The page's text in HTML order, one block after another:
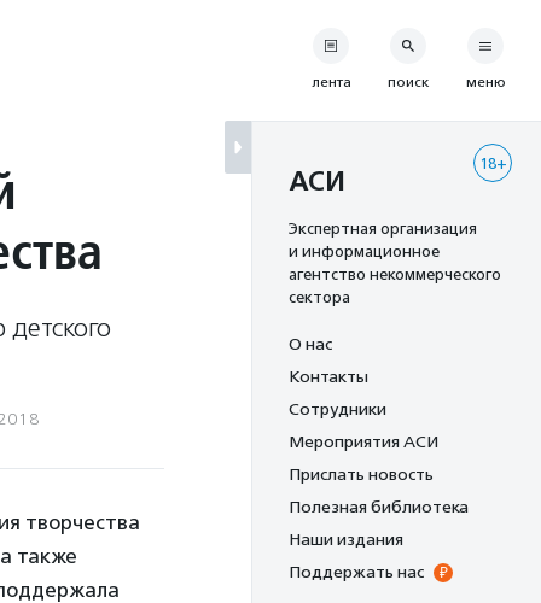
творчества
также
лента поиск меню
18+
АСИ
Экспертная организация
и информационное
агентство некоммерческого
сектора
О нас
Контакты
Сотрудники
Мероприятия АСИ
Прислать новость
Полезная библиотека
Наши издания
Поддержать нас